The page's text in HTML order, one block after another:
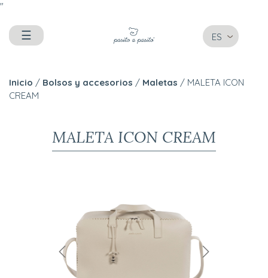
"
☰ ES
Inicio / Bolsos y accesorios / Maletas / MALETA ICON
CREAM
MALETA ICON CREAM